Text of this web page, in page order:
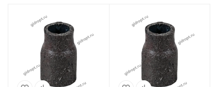
108 на 57
ДУ32 на ДУ25
ДУ50 на ДУ32
Под
приварку
ДУ80 на ДУ50
ДУ32 на ДУ20
Концентрические под приварку
ДУ65 на
ДУ40
89 на 76 ДУ250 на ДУ200
ДУ200 на
ДУ150
ДУ50 на ДУ20
ДУ25 на ДУ20